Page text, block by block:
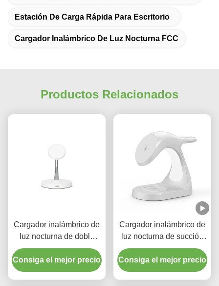
Estación De Carga Rápida Para Escritorio
Cargador Inalámbrico De Luz Nocturna FCC
Productos Relacionados
Cargador inalámbrico de
luz nocturna de doble
enchufe de 15W de carga
rápida y estable
Consiga el mejor precio
Cargador inalámbrico de
luz nocturna de succión
magnética de 15W para
productos de Apple en
blanco y negro
Consiga el mejor precio